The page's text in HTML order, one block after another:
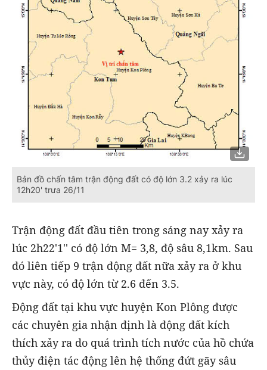
Bản đồ chấn tâm trận động đất có độ lớn 3.2 xảy ra lúc
12h20' trưa 26/11
Trận động đất đầu tiên trong sáng nay xảy ra
lúc 2h22'1'' có độ lớn M= 3,8, độ sâu 8,1km. Sau
đó liên tiếp 9 trận động đất nữa xảy ra ở khu
vực này, có độ lớn từ 2.6 đến 3.5.
Động đất tại khu vực huyện Kon Plông được
các chuyên gia nhận định là động đất kích
thích xảy ra do quá trình tích nước của hồ chứa
thủy điện tác động lên hệ thống đứt gãy sâu